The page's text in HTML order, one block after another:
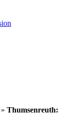
» Thumsenreuth: